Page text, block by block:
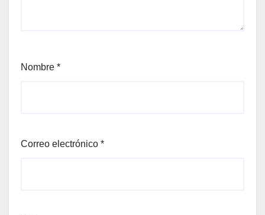
Nombre *
Correo electrónico *